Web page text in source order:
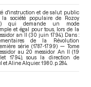
d'instruction et de salut public
la société populaire de Rozoy
qui demande un mode
et égal pour tous, lors de la
an II (30 juin 1794). Dans :
de la Révolution
série (1787-1799) — Tome
au 20 messidor An II (19
1794), sous la direction de
Aline Alquier. 1980. p. 284.